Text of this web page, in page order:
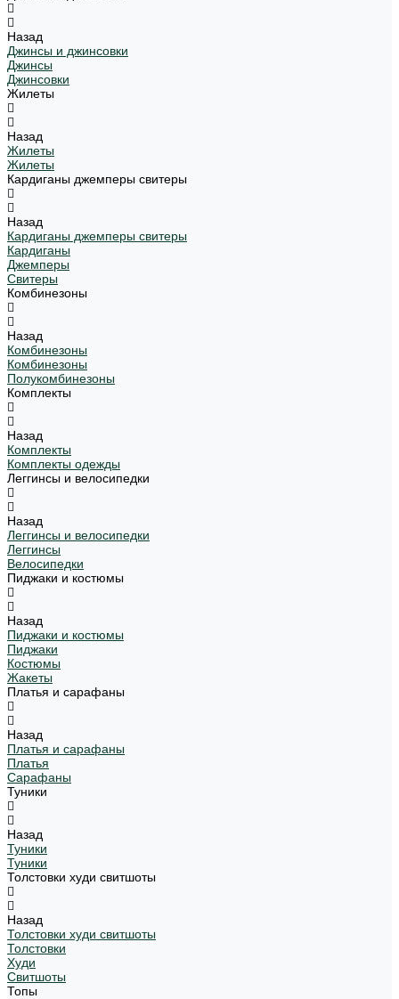
Назад
Джинсы и джинсовки
Джинсы
Джинсовки
Жилеты
Назад
Жилеты
Жилеты
Кардиганы джемперы свитеры
Назад
Кардиганы джемперы свитеры
Кардиганы
Джемперы
Свитеры
Комбинезоны
Назад
Комбинезоны
Комбинезоны
Полукомбинезоны
Комплекты
Назад
Комплекты
Комплекты одежды
Леггинсы и велосипедки
Назад
Леггинсы и велосипедки
Леггинсы
Велосипедки
Пиджаки и костюмы
Назад
Пиджаки и костюмы
Пиджаки
Костюмы
Жакеты
Платья и сарафаны
Назад
Платья и сарафаны
Платья
Сарафаны
Туники
Назад
Туники
Туники
Толстовки худи свитшоты
Назад
Толстовки худи свитшоты
Толстовки
Худи
Свитшоты
Топы